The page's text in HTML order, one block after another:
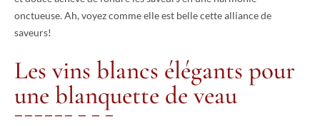
onctueuse. Ah, voyez comme elle est belle cette alliance de
saveurs!
Les vins blancs élégants pour
une blanquette de veau